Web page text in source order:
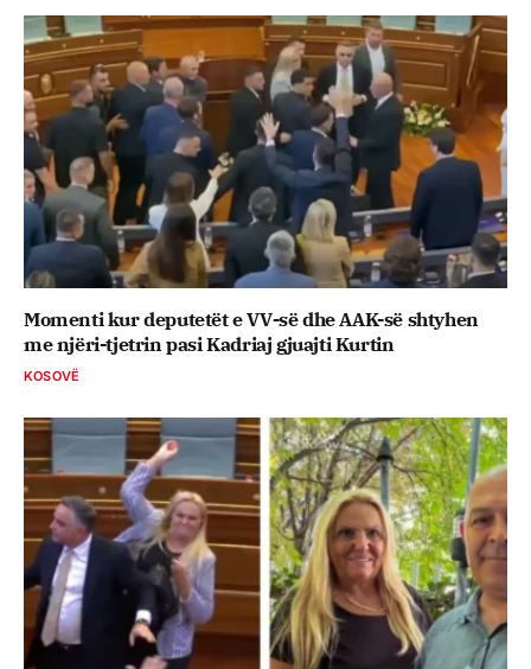
Momenti kur deputetët e VV-së dhe AAK-së shtyhen
me njëri-tjetrin pasi Kadriaj gjuajti Kurtin
KOSOVË